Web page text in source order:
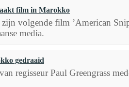
film in Marokko
volgende film ’American
media.
gedraaid
regisseur Paul Greengrass